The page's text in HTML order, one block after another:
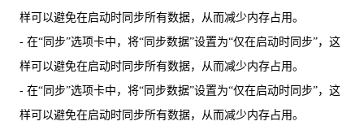
样可以避免在启动时同步所有数据，从而减少内存占用。
- 在“同步”选项卡中，将“同步数据”设置为“仅在启动时同步”，这
样可以避免在启动时同步所有数据，从而减少内存占用。
- 在“同步”选项卡中，将“同步数据”设置为“仅在启动时同步”，这
样可以避免在启动时同步所有数据，从而减少内存占用。